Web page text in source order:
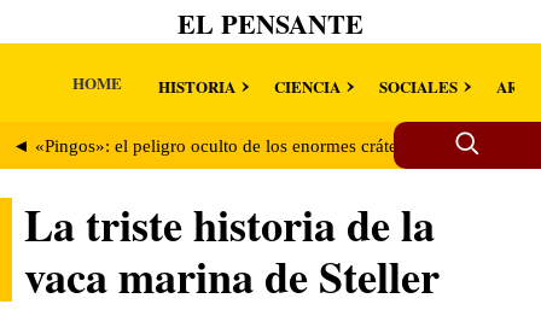
EL PENSANTE
HOME HISTORIA CIENCIA SOCIALES
◄ «Pingos»: el peligro oculto de los enormes cráteres siberianos
La triste historia de la
vaca marina de Steller